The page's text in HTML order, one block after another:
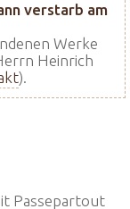
verstarb am
Werke
Heinrich
).
Passepartout